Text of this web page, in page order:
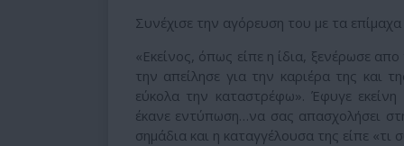
Συνέχισε την αγόρευση του με τα επίμαχα
«Εκείνος, όπως είπε η ίδια, ξενέρωσε
την απείλησε για την καριέρα της και
εύκολα την καταστρέφω». Έφυγε
έκανε εντύπωση…να σας απασχολήσει
σημάδια και η καταγγέλουσα της είπε «τι